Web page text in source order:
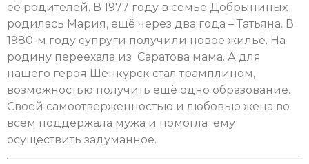
её родителей. В 1977 году в семье Добрыниных
родилась Мария, ещё через два года – Татьяна. В
1980-м году супруги получили новое жильё. На
родину переехала из Саратова мама. А для
нашего героя Шенкурск стал трамплином,
возможностью получить ещё одно образование.
Своей самоотверженностью и любовью жена во
всём поддержала мужа и помогла ему
осуществить задуманное.